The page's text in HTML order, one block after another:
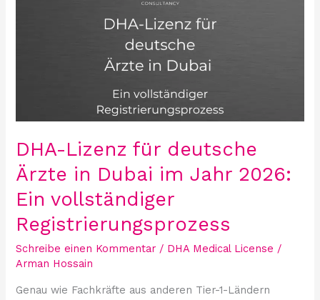
DHA-Lizenz für deutsche
Ärzte in Dubai im Jahr 2026:
Ein vollständiger
Registrierungsprozess
Schreibe einen Kommentar / DHA Medical License /
Arman Hossain
Genau wie Fachkräfte aus anderen Tier-1-Ländern
Jahr
2026:
Ein
vollständiger
Registrierungsprozess